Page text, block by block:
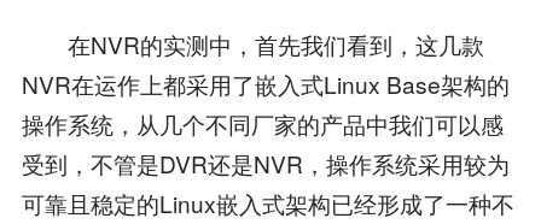
在NVR的实测中，首先我们看到，这几款
NVR在运作上都采用了嵌入式Linux Base架构的
操作系统，从几个不同厂家的产品中我们可以感
受到，不管是DVR还是NVR，操作系统采用较为
可靠且稳定的Linux嵌入式架构已经形成了一种不